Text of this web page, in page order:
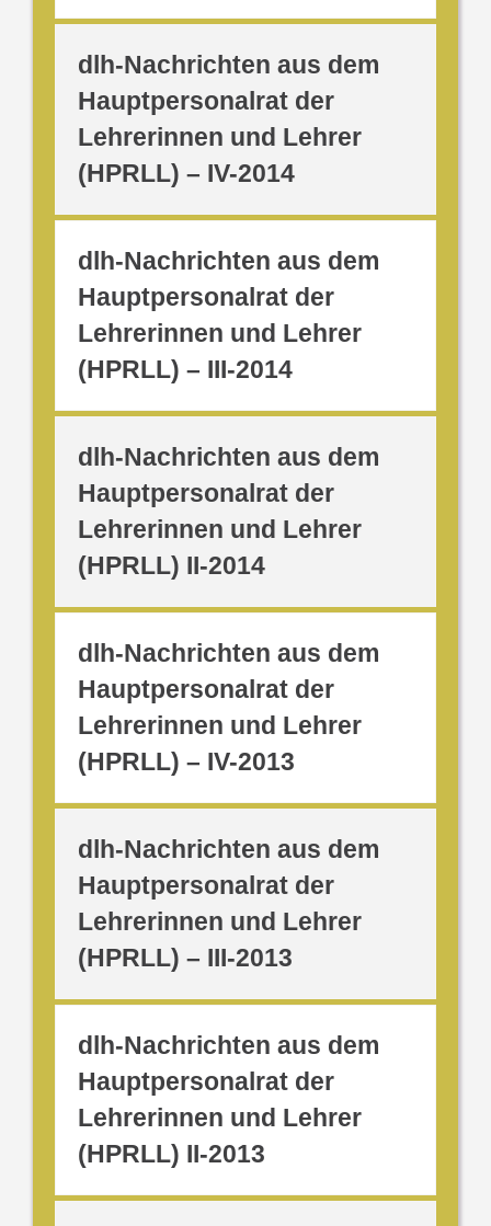
dlh-Nachrichten aus dem
Hauptpersonalrat der
Lehrerinnen und Lehrer
(HPRLL) – IV-2014
dlh-Nachrichten aus dem
Hauptpersonalrat der
Lehrerinnen und Lehrer
(HPRLL) – III-2014
dlh-Nachrichten aus dem
Hauptpersonalrat der
Lehrerinnen und Lehrer
(HPRLL) II-2014
dlh-Nachrichten aus dem
Hauptpersonalrat der
Lehrerinnen und Lehrer
(HPRLL) – IV-2013
dlh-Nachrichten aus dem
Hauptpersonalrat der
Lehrerinnen und Lehrer
(HPRLL) – III-2013
dlh-Nachrichten aus dem
Hauptpersonalrat der
Lehrerinnen und Lehrer
(HPRLL) II-2013